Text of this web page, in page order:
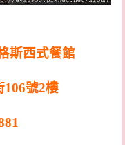
斯西式餐館
號2樓